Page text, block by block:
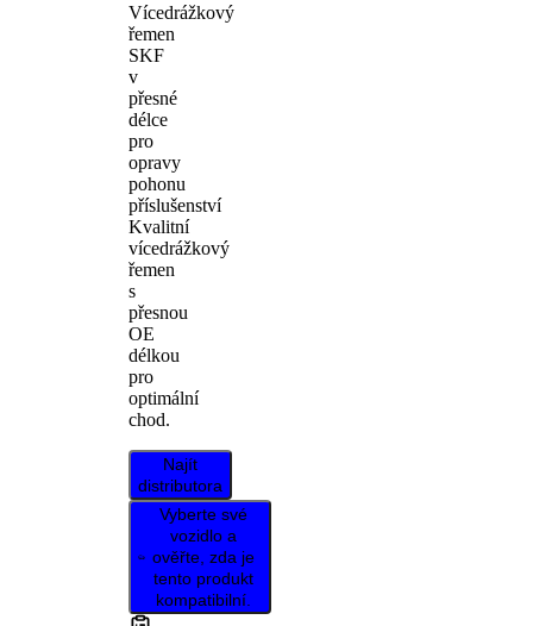
Vícedrážkový
řemen
SKF
v
přesné
délce
pro
opravy
pohonu
příslušenství
Kvalitní
vícedrážkový
řemen
s
přesnou
OE
délkou
pro
optimální
chod.
Najít
distributora
Vyberte své
vozidlo a
ověřte, zda je
tento produkt
kompatibilní.